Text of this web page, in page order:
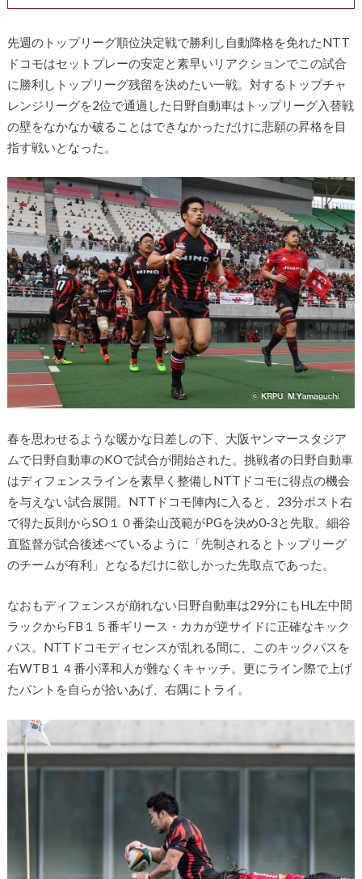
先週のトップリーグ順位決定戦で勝利し自動降格を免れたNTT
ドコモはセットプレーの安定と素早いリアクションでこの試合
に勝利しトップリーグ残留を決めたい一戦。対するトップチャ
レンジリーグを2位で通過した日野自動車はトップリーグ入替戦
の壁をなかなか破ることはできなかっただけに悲願の昇格を目
指す戦いとなった。
春を思わせるような暖かな日差しの下、大阪ヤンマースタジア
ムで日野自動車のKOで試合が開始された。挑戦者の日野自動車
はディフェンスラインを素早く整備しNTTドコモに得点の機会
を与えない試合展開。NTTドコモ陣内に入ると、23分ポスト右
で得た反則からSO１０番染山茂範がPGを決め0-3と先取。細谷
直監督が試合後述べているように「先制されるとトップリーグ
のチームが有利」となるだけに欲しかった先取点であった。
なおもディフェンスが崩れない日野自動車は29分にもHL左中間
ラックからFB１５番ギリース・カカが逆サイドに正確なキック
パス。NTTドコモディセンスが乱れる間に、このキックパスを
右WTB１４番小澤和人が難なくキャッチ。更にライン際で上げ
たパントを自らが拾いあげ、右隅にトライ。